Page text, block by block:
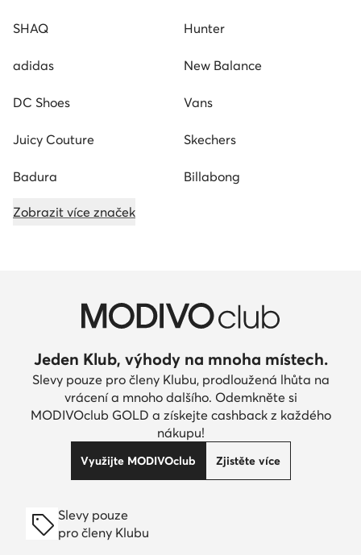
SHAQ Hunter
adidas New Balance
DC Shoes Vans
Juicy Couture Skechers
Badura Billabong
Zobrazit více značek
Jeden Klub, výhody na mnoha místech.
Slevy pouze pro členy Klubu, prodloužená lhůta na
vrácení a mnoho dalšího. Odemkněte si
MODIVOclub GOLD a získejte cashback z každého
nákupu!
Využijte MODIVOclub Zjistěte více
Slevy pouze
pro členy Klubu